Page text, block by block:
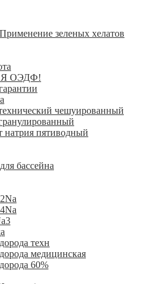
зеленых хелатов
ОЭДФ!
чешуированный
натрия пятиводный
бассейна
техн
медицинская
60%